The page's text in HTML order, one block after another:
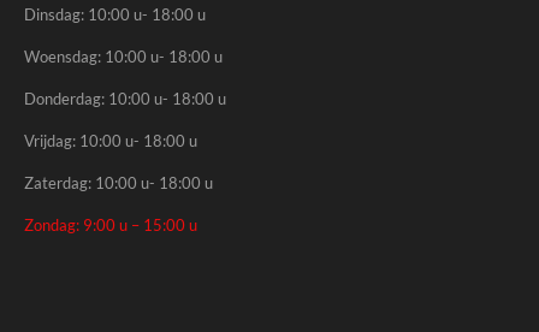
Dinsdag: 10:00 u- 18:00 u
Woensdag: 10:00 u- 18:00 u
Donderdag: 10:00 u- 18:00 u
Vrijdag: 10:00 u- 18:00 u
Zaterdag: 10:00 u- 18:00 u
Zondag: 9:00 u – 15:00 u